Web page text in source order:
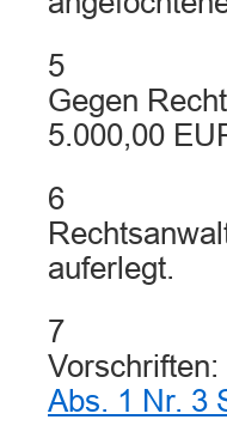
5
Gegen
5.000,00
6
auferlegt.
7
Vorschriften:
Abs. 1 Nr. 3